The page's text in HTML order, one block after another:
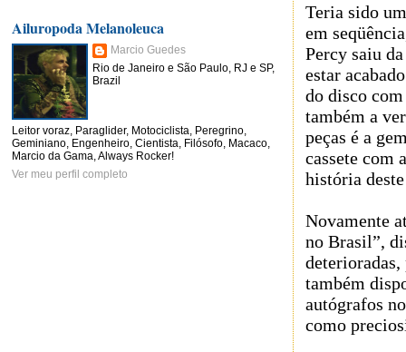
Teria sido
em
Percy saiu
estar
do disco
também a
peças é a
cassete com
história
Novamente
no Brasil”,
deterioradas,
também
autógrafos
como
Ailuropoda Melanoleuca
Marcio Guedes
Rio de Janeiro e São Paulo, RJ e SP,
Brazil
Leitor voraz, Paraglider, Motociclista, Peregrino,
Geminiano, Engenheiro, Cientista, Filósofo, Macaco,
Marcio da Gama, Always Rocker!
Ver meu perfil completo